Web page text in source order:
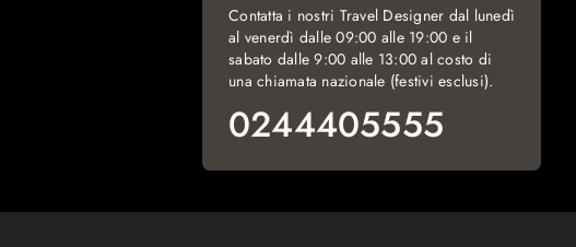
Contatta i nostri Travel Designer dal lunedì
al venerdì dalle 09:00 alle 19:00 e il
sabato dalle 9:00 alle 13:00 al costo di
una chiamata nazionale (festivi esclusi).
0244405555